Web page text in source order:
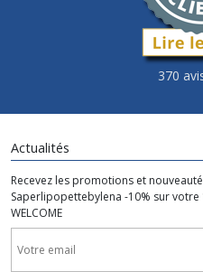
370
Actualités
Recevez les promotions et
Saperlipopettebylena -10% sur
WELCOME